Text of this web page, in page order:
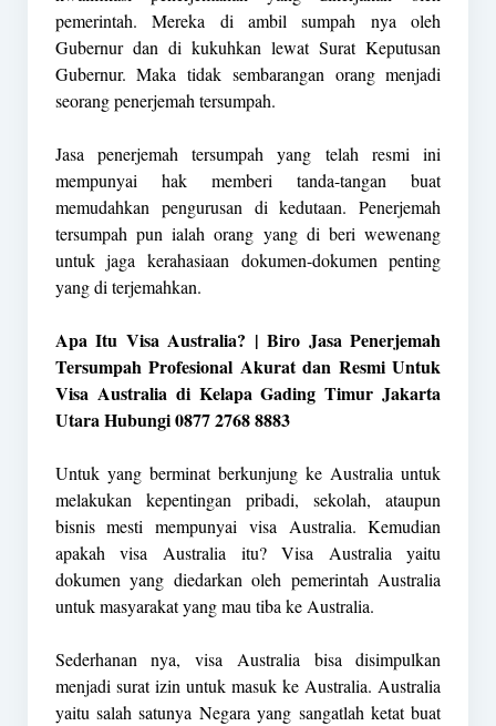
pemerintah. Mereka di ambil sumpah nya oleh
Gubernur dan di kukuhkan lewat Surat Keputusan
Gubernur. Maka tidak sembarangan orang menjadi
seorang penerjemah tersumpah.
Jasa penerjemah tersumpah yang telah resmi ini
mempunyai hak memberi tanda-tangan buat
memudahkan pengurusan di kedutaan. Penerjemah
tersumpah pun ialah orang yang di beri wewenang
untuk jaga kerahasiaan dokumen-dokumen penting
yang di terjemahkan.
Apa Itu Visa Australia? | Biro Jasa Penerjemah
Tersumpah Profesional Akurat dan Resmi Untuk
Visa Australia di Kelapa Gading Timur Jakarta
Utara Hubungi 0877 2768 8883
Untuk yang berminat berkunjung ke Australia untuk
melakukan kepentingan pribadi, sekolah, ataupun
bisnis mesti mempunyai visa Australia. Kemudian
apakah visa Australia itu? Visa Australia yaitu
dokumen yang diedarkan oleh pemerintah Australia
untuk masyarakat yang mau tiba ke Australia.
Sederhanan nya, visa Australia bisa disimpulkan
menjadi surat izin untuk masuk ke Australia. Australia
yaitu salah satunya Negara yang sangatlah ketat buat